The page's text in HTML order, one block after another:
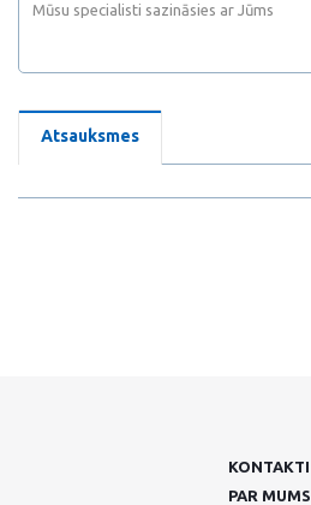
Mūsu specialisti sazināsies ar Jūms
Atsauksmes
KONTAKTI
PAR MUMS